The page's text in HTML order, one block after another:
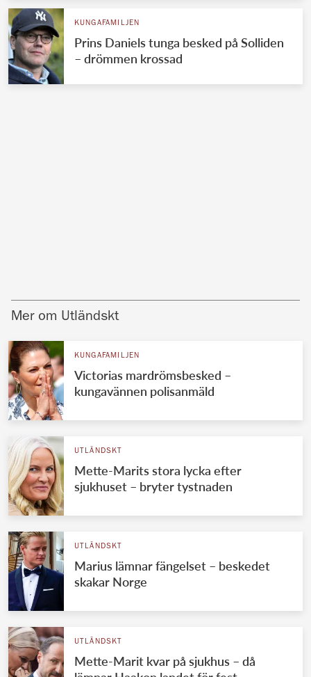
KUNGAFAMILJEN
Prins Daniels tunga besked på Solliden
– drömmen krossad
Mer om Utländskt
KUNGAFAMILJEN
Victorias mardrömsbesked –
kungavännen polisanmäld
UTLÄNDSKT
Mette-Marits stora lycka efter
sjukhuset – bryter tystnaden
UTLÄNDSKT
Marius lämnar fängelset – beskedet
skakar Norge
UTLÄNDSKT
Mette-Marit kvar på sjukhus – då